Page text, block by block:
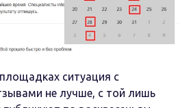
ситуация с
не лучше, с той лишь